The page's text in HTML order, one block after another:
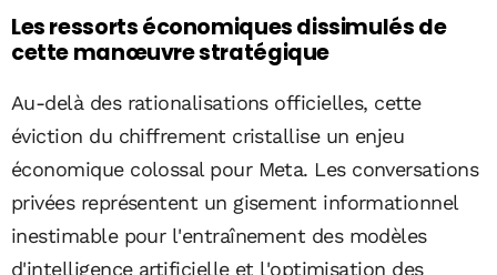
Les ressorts économiques dissimulés de
cette manœuvre stratégique
Au-delà des rationalisations officielles, cette
éviction du chiffrement cristallise un enjeu
économique colossal pour Meta. Les conversations
privées représentent un gisement informationnel
inestimable pour l'entraînement des modèles
d'intelligence artificielle et l'optimisation des